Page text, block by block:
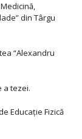
din Târgu
“Alexandru
a tezei.
Educaţie Fizică